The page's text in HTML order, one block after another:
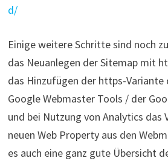
d/
Einige weitere Schritte sind noch
das Neuanlegen der Sitemap mit
das Hinzufügen der https-Variante
Google Webmaster Tools / der
und bei Nutzung von Analytics das
neuen Web Property aus den
es auch eine ganz gute Übersicht